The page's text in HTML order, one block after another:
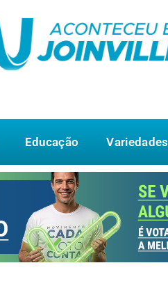
Educação Variedades